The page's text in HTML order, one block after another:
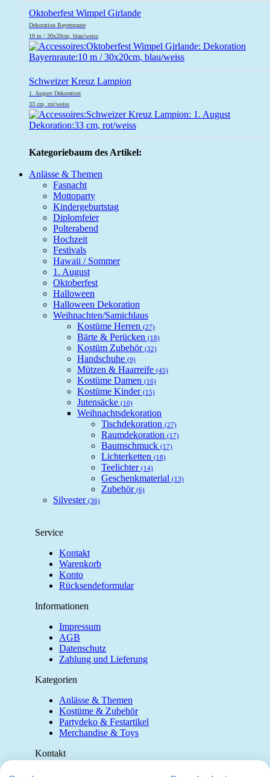
Oktoberfest Wimpel Girlande
Dekoration Bayernraute
10 m / 30x20cm, blau/weiss
Schweizer Kreuz Lampion
1. August Dekoration
33 cm, rot/weiss
Kategoriebaum des Artikel:
Anlässe & Themen
Fasnacht
Mottoparty
Kindergeburtstag
Diplomfeier
Polterabend
Hochzeit
Festivals
Hawaii / Sommer
1. August
Oktoberfest
Halloween
Halloween Dekoration
Weihnachten/Samichlaus
Kostüme Herren (27)
Bärte & Perücken (18)
Kostüm Zubehör (32)
Handschuhe (9)
Mützen & Haarreife (45)
Kostüme Damen (16)
Kostüme Kinder (15)
Jutensäcke (10)
Weihnachtsdekoration
Tischdekoration (27)
Raumdekoration (17)
Baumschmuck (17)
Lichterketten (18)
Teelichter (14)
Geschenkmaterial (13)
Zubehör (6)
Silvester (36)
Service
Kontakt
Warenkorb
Konto
Rücksendeformular
Informationen
Impressum
AGB
Datenschutz
Zahlung und Lieferung
Kategorien
Anlässe & Themen
Kostüme & Zubehör
Partydeko & Festartikel
Merchandise & Toys
Kontakt